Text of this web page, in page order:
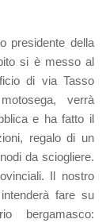
presidente della
si è messo al
di via Tasso
verrà
e ha fatto il
regalo di un
da sciogliere.
Il nostro
fare su
bergamasco: